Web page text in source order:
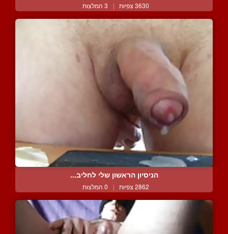
3630 צפיות | 3 המלצות
הניסיון הראשון שלי לחליב...
2862 צפיות | 0 המלצות